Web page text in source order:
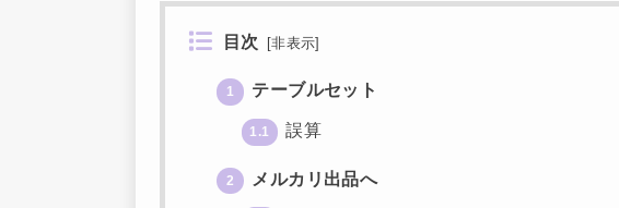
目次 [非表示]
1 テーブルセット
1.1 誤算
2 メルカリ出品へ